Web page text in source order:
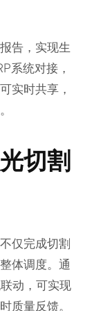
告，实现生
系统对接，
实时共享，
切割
仅完成切割
体调度。通
动，可实现
质量反馈。